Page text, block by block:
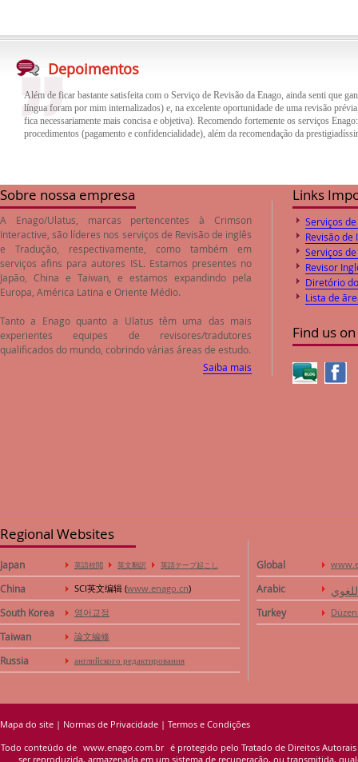
Depoimentos
língua foram por mim internalizados) e, na excelente oportunidade de uma revisão
fica necessariamente mais concisa e objetiva). Recomendo fortemente os serviços
Sobre nossa empresa
A Enago/Ulatus, marcas pertencentes à Crimson
Interactive, são líderes nos serviços de Revisão de inglês
e Tradução, respectivamente, como também em
serviços afins para autores ISL. Estamos presentes no
Japão, China e Taiwan, e estamos expandindo pela
Europa, América Latina e Oriente Médio.
Tanto a Enago quanto a Ulatus têm uma das mais
experientes equipes de revisores/tradutores
qualificados do mundo, cobrindo várias áreas de estudo.
Saiba mais
Links
Serviços
Revisão de
Serviços
Revisor
Diretório
Lista de
Find us on
Regional Websites
Japan 英語校閲 英文翻訳 英語テープ起こし
China SCI英文编辑 (www.enago.cn)
South Korea 영어교정
Taiwan 論文編修
Russia английского редактирования
Global
Arabic
Turkey
Mapa do site | Normas de Privacidade | Termos e Condições
Todo conteúdo de www.enago.com.br é protegido pelo Tratado de Direitos
ser reproduzida, armazenada em um sistema de recuperação, ou transmitida,